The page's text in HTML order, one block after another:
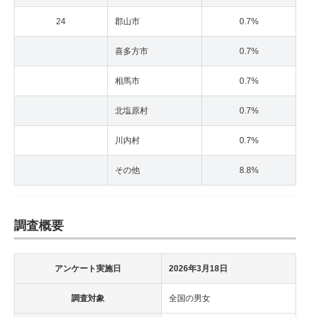
24 郡山市 0.7%
喜多方市 0.7%
相馬市 0.7%
北塩原村 0.7%
川内村 0.7%
その他 8.8%
調査概要
アンケート実施日 2026年3月18日
調査対象 全国の男女